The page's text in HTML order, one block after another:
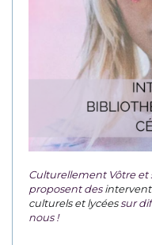
Culturellement Vôtre et
proposent des
culturels et lycéessur
nous !